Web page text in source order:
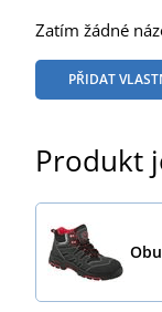
Zatím žádné
PŘIDAT
Produkt